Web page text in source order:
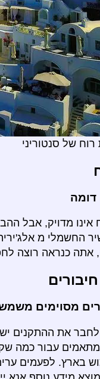
של סנטוריני
אינו מדויק, אבל
החשמלי מ
אתה כנראה רוצה
מסוימים
את ההתקנים
מתאמים עבור כמה
בארץ. לפעמים